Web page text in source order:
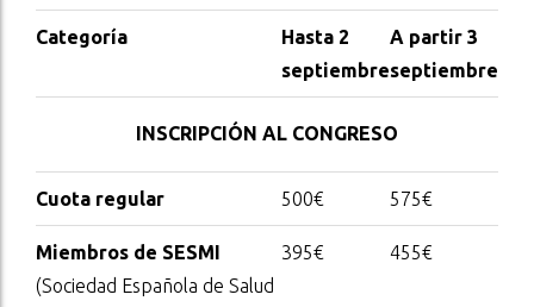
Categoría
Hasta 2
septiembre
A partir 3
septiembre
INSCRIPCIÓN AL CONGRESO
Cuota regular 500€ 575€
Miembros de SESMI
(Sociedad Española de Salud
395€ 455€